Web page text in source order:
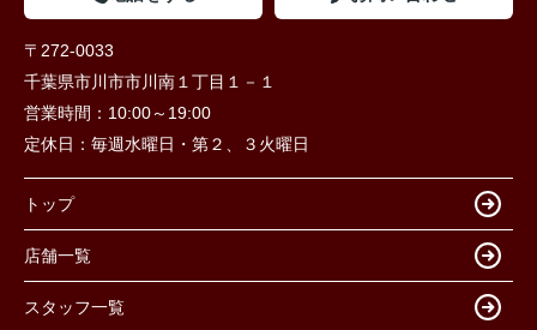
〒272-0033
千葉県市川市市川南１丁目１－１
営業時間： 10:00～19:00
定休日： 毎週水曜日・第２、３火曜日
トップ
店舗一覧
スタッフ一覧